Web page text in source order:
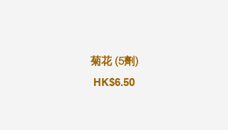
菊花 (5劑)
HK$6.50